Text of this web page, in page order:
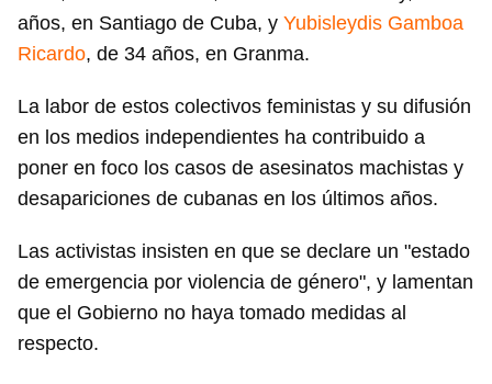
años, en Santiago de Cuba, y Yubisleydis Gamboa
Ricardo, de 34 años, en Granma.
La labor de estos colectivos feministas y su difusión
en los medios independientes ha contribuido a
poner en foco los casos de asesinatos machistas y
desapariciones de cubanas en los últimos años.
Las activistas insisten en que se declare un "estado
de emergencia por violencia de género", y lamentan
que el Gobierno no haya tomado medidas al
respecto.